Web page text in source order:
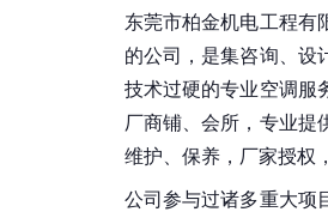
东莞市柏金机电工程有
的公司，是集咨询、设
技术过硬的专业空调服
厂商铺、会所，专业提
维护、保养，厂家授权
公司参与过诸多重大项